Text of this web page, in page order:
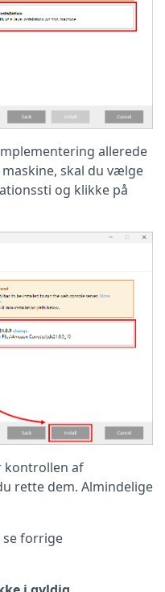
allerede
skal du vælge
og klikke på
kontrollen af
rette dem. Almindelige
se forrige